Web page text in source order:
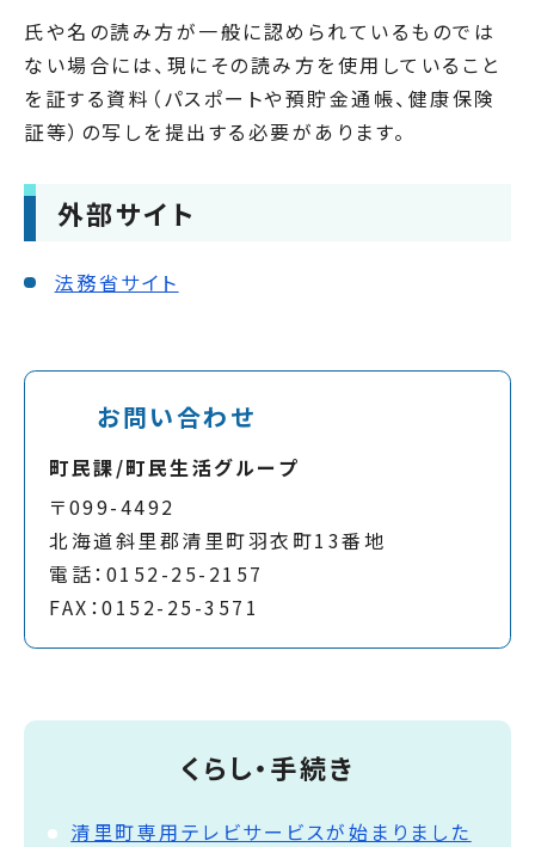
氏や名の読み方が一般に認められているものでは
ない場合には、現にその読み方を使用していること
を証する資料（パスポートや預貯金通帳、健康保険
証等）の写しを提出する必要があります。
外部サイト
法務省サイト
お問い合わせ
町民課/町民生活グループ
〒099-4492
北海道斜里郡清里町羽衣町13番地
電話：0152-25-2157
FAX：0152-25-3571
くらし・手続き
清里町専用テレビサービスが始まりました